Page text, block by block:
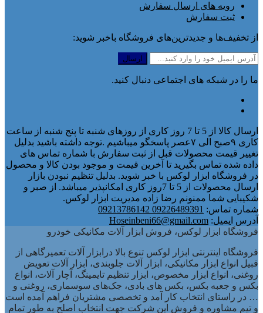
رویه های ارسال سفارش
ثبت سفارش
از تخفیف‌ها و جدیدترین‌های فروشگاه باخبر شوید:
ما را در شبکه های اجتماعی دنبال کنید.
ارسال کالا از 5 تا 7 روز کاری از روزهای شنبه تا پنج شنبه از ساعت
کاری ۹صبح الی ۷عصر پاسخگو میباشیم .توجه داشته باشید بدلیل
تغییر قیمت محصولات قبل از ثبت سفارش با شماره تماس های
داده شده تماس بگیرید تا آخرین قیمت و موجود بودن کالا و محصول
در فروشگاه ابزار لوکس با خبر شوید. بدلیل تنظیم نبودن بازار
ارسال محصولات از 5 تا 7روز کاری امکانپذیر میباشد. از صبر و
شکیبایی شما ممنونم رضا زاده مدیریت ابزار لوکس.
شماره تماس: 09226489391 09213786142
آدرس ایمیل: Hoseinbeni66@gmail.com
فروشگاه ابزار لوکس، فروش ابزار آلات مکانیکی خودرو
فروشگاه اینترنتی ابزار لوکس تنوع بالا درابزار آلات تعمیرگاهی از
قبیل انواع ابزار مکانیکی، ابزار آلات جلوبندی، ابزار آلات تعویض
روغنی، انواع ابزار مخصوص، ابزار تنظیم تایمینگ، آچار آلات، انواع
بکس و جعبه بکس، بکس های بادی، جک‌های سوسماری، روغنی و
… در راستای انتخاب کار آمد و تخصصی مشتریان فراهم آمده است
و تیم مشاوره و فروش این شرکت جهت انتخاب اصلح به طور تمام